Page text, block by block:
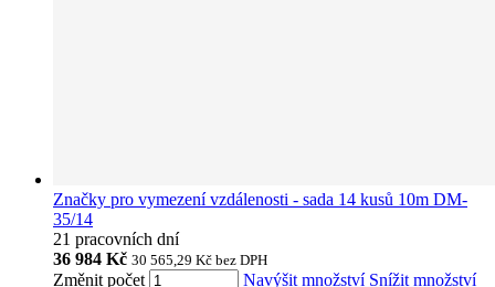
Značky pro vymezení vzdálenosti - sada 14 kusů 10m DM-
35/14
21 pracovních dní
36 984 Kč 30 565,29 Kč bez DPH
Změnit počet Navýšit množství Snížit množství